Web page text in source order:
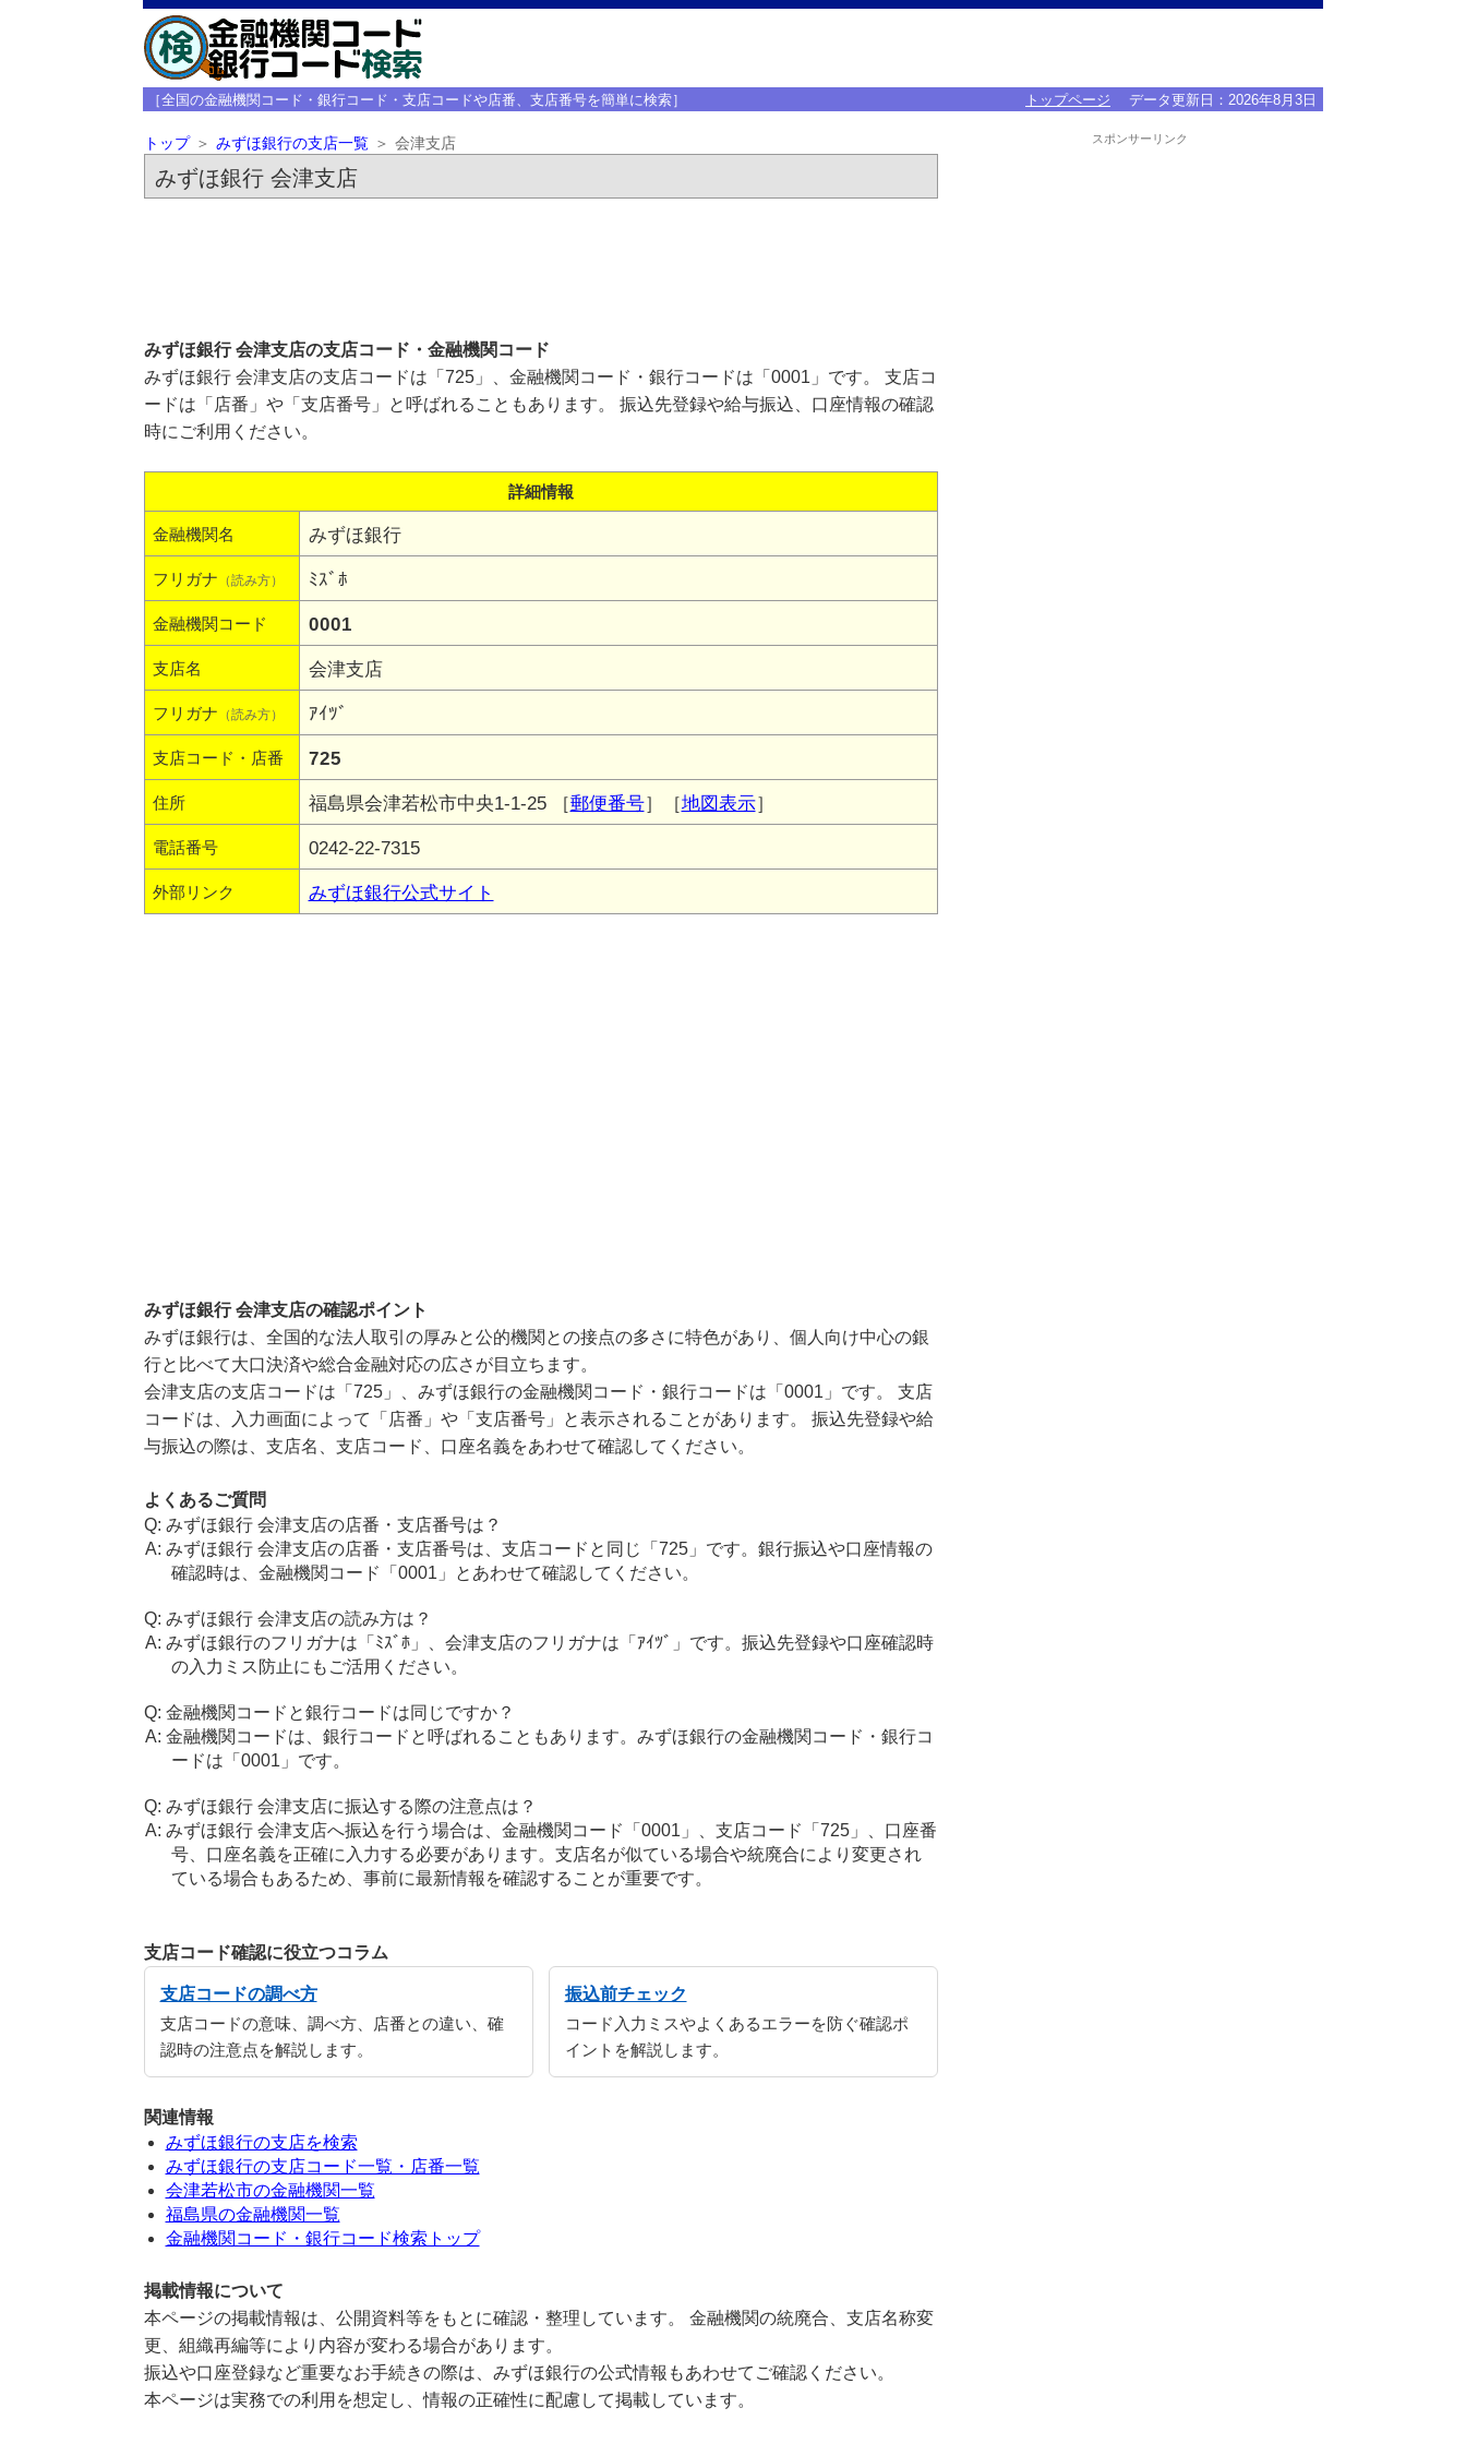
［全国の金融機関コード・銀行コード・支店コードや店番、支店番号を簡単に検索］ トップページ データ更新日： 2026年8月3日
トップ みずほ銀行の支店一覧 会津支店
みずほ銀行 会津支店
みずほ銀行 会津支店の支店コード・金融機関コード
みずほ銀行 会津支店の支店コードは「725」、金融機関コード・銀行コードは「0001」です。 支店コ
ードは「店番」や「支店番号」と呼ばれることもあります。 振込先登録や給与振込、口座情報の確認
時にご利用ください。
詳細情報
金融機関名 みずほ銀行
フリガナ （読み方） ﾐｽﾞﾎ
金融機関コード 0001
支店名 会津支店
フリガナ （読み方） ｱｲﾂﾞ
支店コード・店番 725
住所 福島県会津若松市中央1-1-25 ［郵便番号］［地図表示］
電話番号 0242-22-7315
外部リンク みずほ銀行公式サイト
みずほ銀行 会津支店の確認ポイント
みずほ銀行は、全国的な法人取引の厚みと公的機関との接点の多さに特色があり、個人向け中心の銀
行と比べて大口決済や総合金融対応の広さが目立ちます。
会津支店の支店コードは「725」、みずほ銀行の金融機関コード・銀行コードは「0001」です。 支店
コードは、入力画面によって「店番」や「支店番号」と表示されることがあります。 振込先登録や給
与振込の際は、支店名、支店コード、口座名義をあわせて確認してください。
よくあるご質問
みずほ銀行 会津支店の店番・支店番号は？
みずほ銀行 会津支店の店番・支店番号は、支店コードと同じ「725」です。銀行振込や口座情報の
確認時は、金融機関コード「0001」とあわせて確認してください。
みずほ銀行 会津支店の読み方は？
みずほ銀行のフリガナは「ﾐｽﾞﾎ」、会津支店のフリガナは「ｱｲﾂﾞ」です。振込先登録や口座確認時
の入力ミス防止にもご活用ください。
金融機関コードと銀行コードは同じですか？
金融機関コードは、銀行コードと呼ばれることもあります。みずほ銀行の金融機関コード・銀行コ
ードは「0001」です。
みずほ銀行 会津支店に振込する際の注意点は？
みずほ銀行 会津支店へ振込を行う場合は、金融機関コード「0001」、支店コード「725」、口座番
号、口座名義を正確に入力する必要があります。支店名が似ている場合や統廃合により変更され
ている場合もあるため、事前に最新情報を確認することが重要です。
支店コード確認に役立つコラム
支店コードの調べ方
支店コードの意味、調べ方、店番との違い、確
認時の注意点を解説します。
振込前チェック
コード入力ミスやよくあるエラーを防ぐ確認ポ
イントを解説します。
関連情報
みずほ銀行の支店を検索
みずほ銀行の支店コード一覧・店番一覧
会津若松市の金融機関一覧
福島県の金融機関一覧
金融機関コード・銀行コード検索トップ
掲載情報について
本ページの掲載情報は、公開資料等をもとに確認・整理しています。 金融機関の統廃合、支店名称変
更、組織再編等により内容が変わる場合があります。
振込や口座登録など重要なお手続きの際は、みずほ銀行の公式情報もあわせてご確認ください。
本ページは実務での利用を想定し、情報の正確性に配慮して掲載しています。
スポンサーリンク